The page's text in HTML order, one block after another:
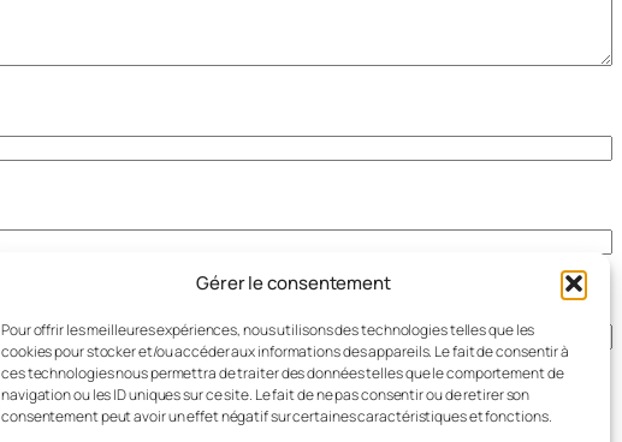
Gérer le consentement
Pour offrir les meilleures expériences, nous utilisons des technologies telles que les
cookies pour stocker et/ou accéder aux informations des appareils. Le fait de consentir à
ces technologies nous permettra de traiter des données telles que le comportement de
navigation ou les ID uniques sur ce site. Le fait de ne pas consentir ou de retirer son
consentement peut avoir un effet négatif sur certaines caractéristiques et fonctions.